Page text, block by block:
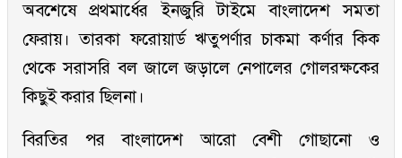
অবশেষে প্রথমার্ধের ইনজুরি টাইমে বাংলাদেশ সমতা
ফেরায়। তারকা ফরোয়ার্ড ঋতুপর্ণার চাকমা কর্ণার কিক
থেকে সরাসরি বল জালে জড়ালে নেপালের গোলরক্ষকের
কিছুই করার ছিলনা।
বিরতির পর বাংলাদেশ আরো বেশী গোছানো ও